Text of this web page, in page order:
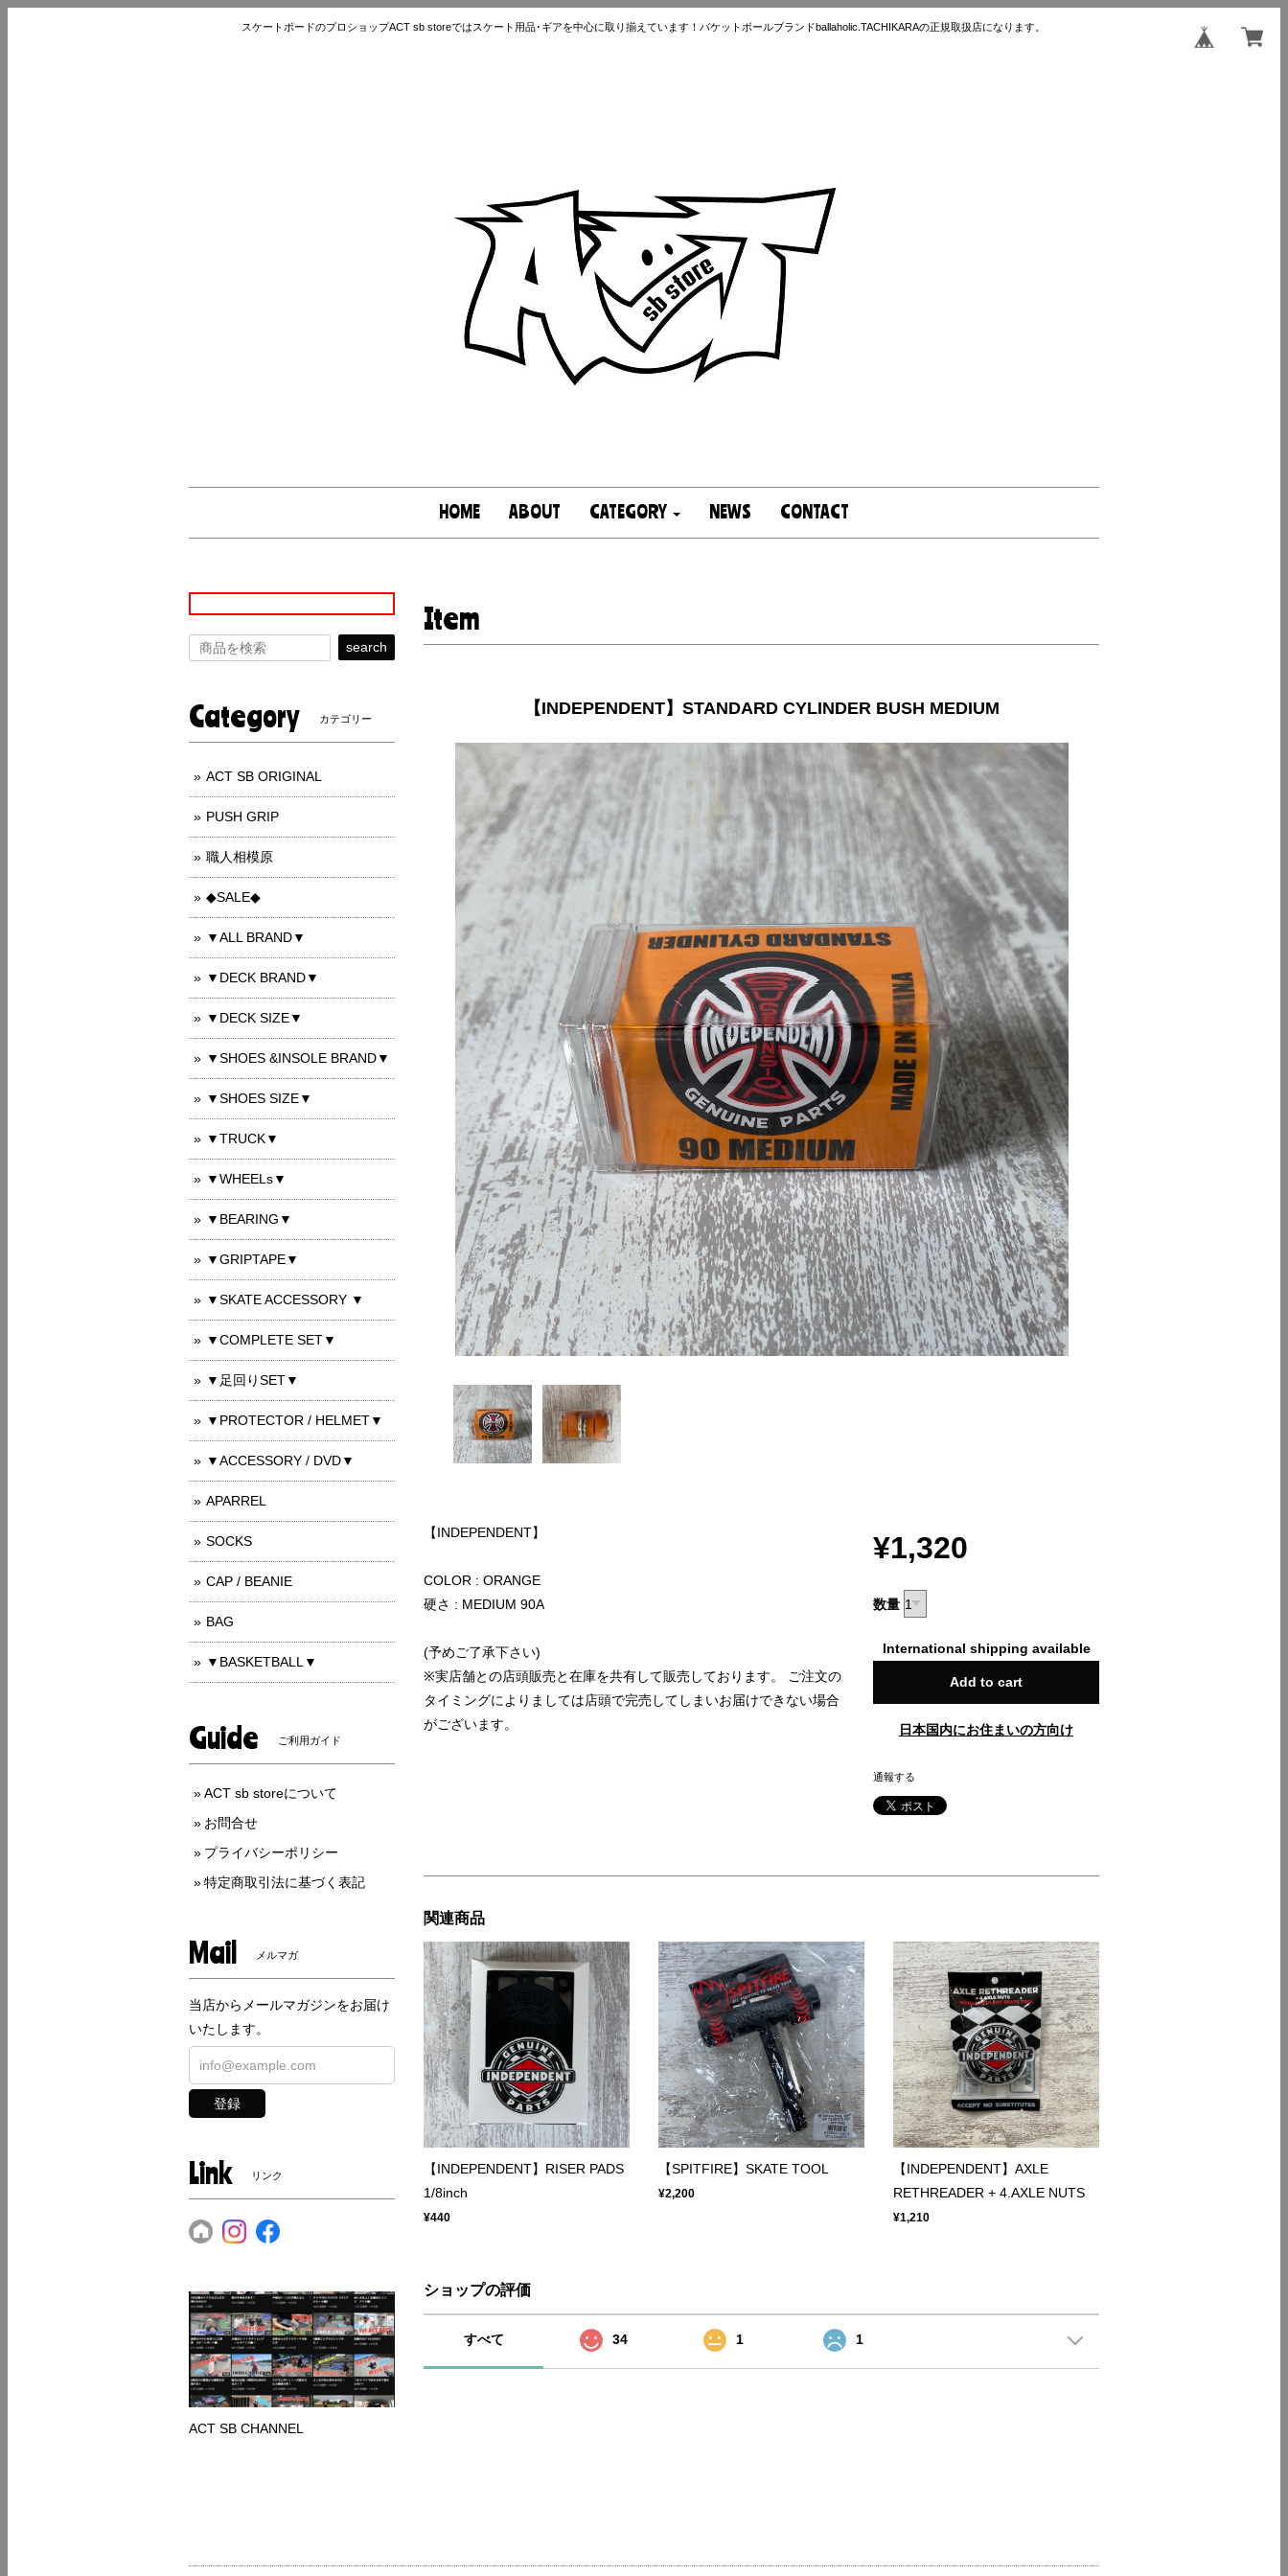
スケートボードのプロショップACT sb storeではスケート用品･ギアを中心に取り揃えています！バケットボールブランドballaholic.TACHIKARAの正規取扱店になります。
HOME ABOUT CATEGORY NEWS CONTACT
Item
【INDEPENDENT】STANDARD CYLINDER BUSH MEDIUM
【INDEPENDENT】
COLOR : ORANGE
硬さ : MEDIUM 90A
(予めご了承下さい)
※実店舗との店頭販売と在庫を共有して販売しております。 ご注文の
タイミングによりましては店頭で完売してしまいお届けできない場合
がございます。
¥1,320
数量
International shipping available
Add to cart
日本国内にお住まいの方向け
通報する
関連商品
【INDEPENDENT】RISER PADS
1/8inch
¥440
【SPITFIRE】SKATE TOOL
¥2,200
【INDEPENDENT】AXLE
RETHREADER + 4.AXLE NUTS
¥1,210
ショップの評価
すべて 34 1 1
search
Category カテゴリー
ACT SB ORIGINAL
PUSH GRIP
職人相模原
◆SALE◆
▼ALL BRAND▼
▼DECK BRAND▼
▼DECK SIZE▼
▼SHOES &INSOLE BRAND▼
▼SHOES SIZE▼
▼TRUCK▼
▼WHEELs▼
▼BEARING▼
▼GRIPTAPE▼
▼SKATE ACCESSORY ▼
▼COMPLETE SET▼
▼足回りSET▼
▼PROTECTOR / HELMET▼
▼ACCESSORY / DVD▼
APARREL
SOCKS
CAP / BEANIE
BAG
▼BASKETBALL▼
Guide ご利用ガイド
ACT sb storeについて
お問合せ
プライバシーポリシー
特定商取引法に基づく表記
Mail メルマガ
当店からメールマガジンをお届け
いたします。
登録
Link リンク
ACT SB CHANNEL